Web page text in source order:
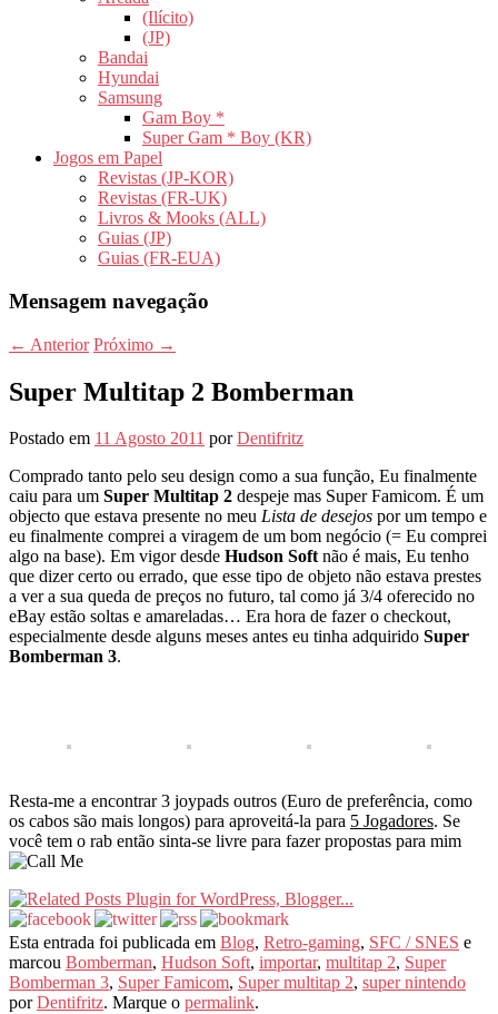
(Ilícito)
(JP)
Bandai
Hyundai
Samsung
Gam Boy *
Super Gam * Boy (KR)
Jogos em Papel
Revistas (JP-KOR)
Revistas (FR-UK)
Livros & Mooks (ALL)
Guias (JP)
Guias (FR-EUA)
Mensagem navegação
← Anterior Próximo →
Super Multitap 2 Bomberman
Postado em 11 Agosto 2011 porDentifritz
Comprado tanto pelo seu design como a sua função, Eu finalmente
caiu para um Super Multitap 2 despeje mas Super Famicom. É um
objecto que estava presente no meu Lista de desejos por um tempo e
eu finalmente comprei a viragem de um bom negócio (= Eu comprei
algo na base). Em vigor desde Hudson Softnão é mais, Eu tenho
que dizer certo ou errado, que esse tipo de objeto não estava prestes
a ver a sua queda de preços no futuro, tal como já 3/4 oferecido no
eBay estão soltas e amareladas… Era hora de fazer o checkout,
especialmente desde alguns meses antes eu tinha adquirido Super
Bomberman 3.
Resta-me a encontrar 3 joypads outros (Euro de preferência, como
os cabos são mais longos) para aproveitá-la para 5 Jogadores. Se
você tem o rab então sinta-se livre para fazer propostas para mim
Esta entrada foi publicada em Blog, Retro-gaming, SFC / SNES e
marcou Bomberman, Hudson Soft, importar, multitap 2, Super
Bomberman 3, Super Famicom, Super multitap 2, super nintendo
porDentifritz. Marque o permalink.